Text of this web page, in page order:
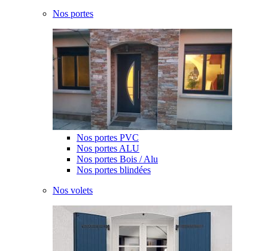
Nos portes
Nos portes PVC
Nos portes ALU
Nos portes Bois / Alu
Nos portes blindées
Nos volets